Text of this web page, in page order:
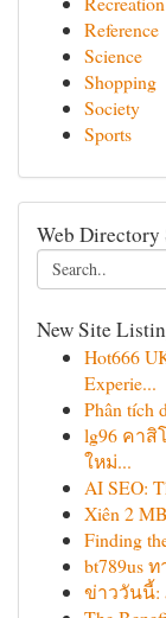
Reference
Science
Shopping
Society
Sports
Web Directory
New Site
Hot666
Experie...
Phân tích
lg96 คา
ใหม่...
AI SEO:
Xiên 2
Finding
bt789us
ข่าววันนี้: